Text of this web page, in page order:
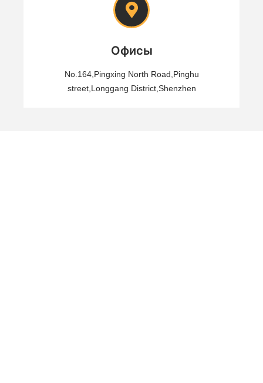
Офисы
No.164,Pingxing North Road,Pinghu
street,Longgang District,Shenzhen